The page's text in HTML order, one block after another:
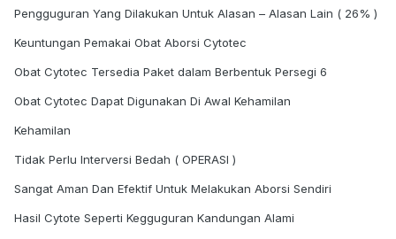
Pengguguran Yang Dilakukan Untuk Alasan – Alasan Lain ( 26% )
Keuntungan Pemakai Obat Aborsi Cytotec
Obat Cytotec Tersedia Paket dalam Berbentuk Persegi 6
Obat Cytotec Dapat Digunakan Di Awal Kehamilan
Kehamilan
Tidak Perlu Interversi Bedah ( OPERASI )
Sangat Aman Dan Efektif Untuk Melakukan Aborsi Sendiri
Hasil Cytote Seperti Kegguguran Kandungan Alami